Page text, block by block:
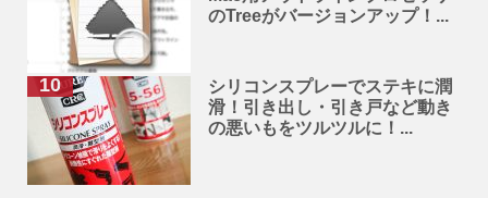
のTreeがバージョンアップ！...
シリコンスプレーでステキに潤
滑！引き出し・引き戸など動き
の悪いもをツルツルに！...